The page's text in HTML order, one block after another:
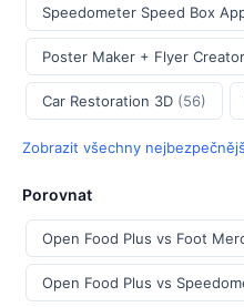
Speedometer Speed Box
Poster Maker + Flyer Creator
Car Restoration 3D (56)
Zobrazit všechny
Porovnat
Open Food Plus vs Foot
Open Food Plus vs